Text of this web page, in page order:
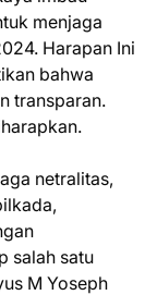
menjaga
Harapan Ini
bahwa
transparan.
netralitas,
salah satu
M Yoseph